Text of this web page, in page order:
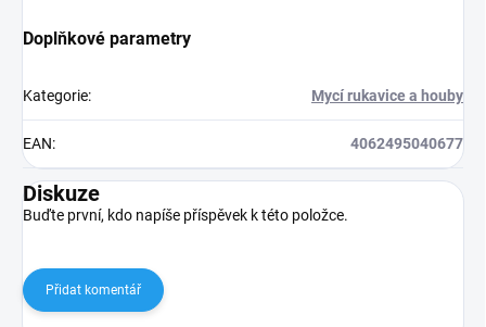
Doplňkové parametry
Kategorie: Mycí rukavice a houby
EAN: 4062495040677
Diskuze
Buďte první, kdo napíše příspěvek k této položce.
Přidat komentář